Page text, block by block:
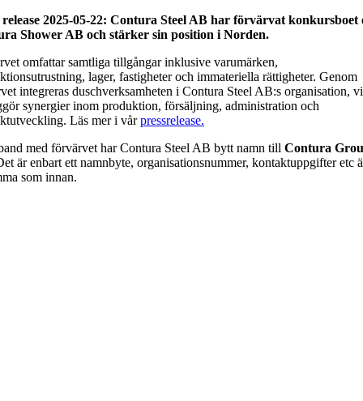
2025-05-22: Contura Steel AB har förvärvat konkursboet
Shower AB och stärker sin position i Norden.
omfattar samtliga tillgångar inklusive varumärken,
lager, fastigheter och immateriella rättigheter. Genom
integreras duschverksamheten i Contura Steel AB:s organisation,
synergier inom produktion, försäljning, administration och
Läs mer i vårpressrelease.
med förvärvet har Contura Steel AB bytt namn till Contura
är enbart ett namnbyte, organisationsnummer, kontaktuppgifter etc
som innan.